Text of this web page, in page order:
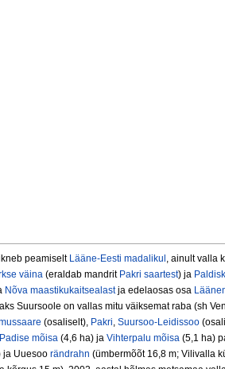
peamiselt Lääne-Eesti madalikul , ainult valla
väina (eraldab mandrit Pakri saartest) ja
Nõva maastikukaitsealastja edelaosas osa
Suursoole on vallas mitu väiksemat raba (sh
(osaliselt), Pakri,Suursoo-Leidissoo
Padise mõisa (4,6 ha) jaVihterpalu mõisa (5,1 ha)
ja Uuesoorändrahn (ümbermõõt 16,8 m; Vilivalla